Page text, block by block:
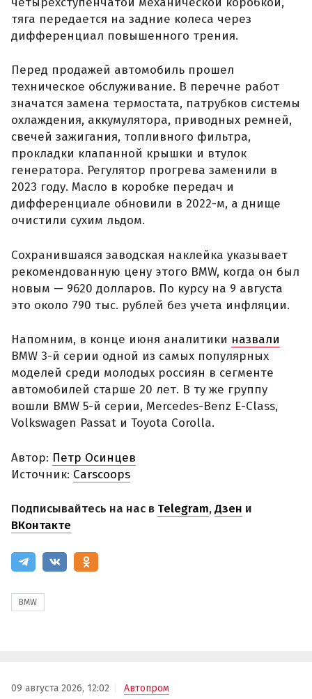
тяга передается на задние колеса через
дифференциал повышенного трения.
Перед продажей автомобиль прошел
техническое обслуживание. В перечне работ
значатся замена термостата, патрубков системы
охлаждения, аккумулятора, приводных ремней,
свечей зажигания, топливного фильтра,
прокладки клапанной крышки и втулок
генератора. Регулятор прогрева заменили в
2023 году. Масло в коробке передач и
дифференциале обновили в 2022-м, а днище
очистили сухим льдом.
Сохранившаяся заводская наклейка указывает
рекомендованную цену этого BMW, когда он был
новым — 9620 долларов. По курсу на 9 августа
это около 790 тыс. рублей без учета инфляции.
Напомним, в конце июня аналитики назвали
BMW 3-й серии одной из самых популярных
моделей среди молодых россиян в сегменте
автомобилей старше 20 лет. В ту же группу
вошли BMW 5-й серии, Mercedes-Benz E-Class,
Volkswagen Passat и Toyota Corolla.
Автор: Петр Осинцев
Источник: Carscoops
Подписывайтесь на нас в Telegram,Дзен и
ВКонтакте
BMW
09 августа 2026, 12:02 Автопром